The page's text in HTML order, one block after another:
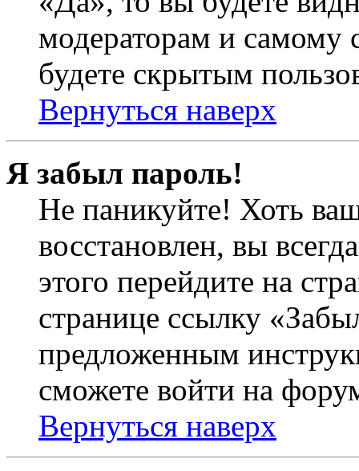
модераторам и самому
будете скрытым
Вернуться наверх
Я забыл пароль!
Не паникуйте! Хоть
восстановлен, вы
этого перейдите на
странице ссылку
предложенным
сможете войти на
Вернуться наверх